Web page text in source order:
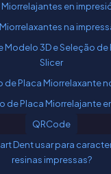
Miorrelajantes en
na
3D e Seleção de
Slicer
Placa Miorrelaxante
de Placa Miorrelajante
QRCode
Dent usar para
resinas impressas?